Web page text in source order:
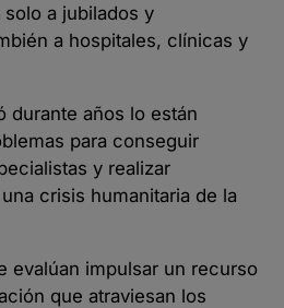
a jubilados y
a hospitales, clínicas y
durante años lo están
para conseguir
y realizar
crisis humanitaria de la
evalúan impulsar un recurso
que atraviesan los